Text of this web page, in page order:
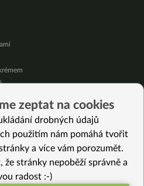
zeptat na cookies
drobných údajů
použitím nám pomáhá tvořit
a více vám porozumět.
že stránky nepoběží správně a
radost :-)